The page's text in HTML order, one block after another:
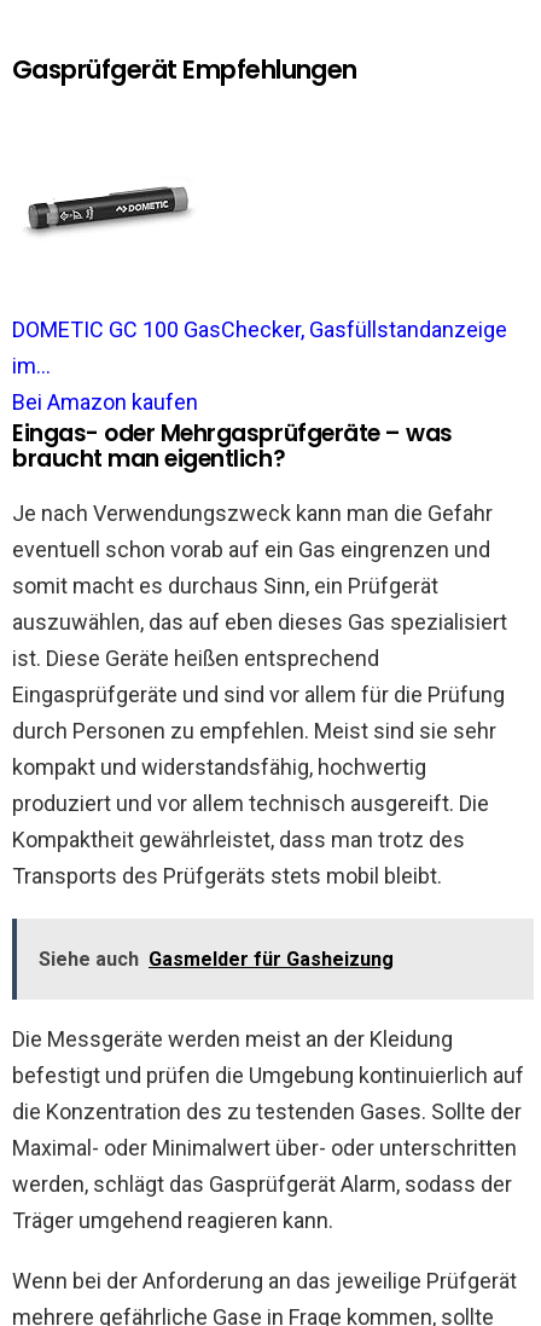
Gasprüfgerät Empfehlungen
DOMETIC GC 100 GasChecker, Gasfüllstandanzeige
im...
Bei Amazon kaufen
Eingas- oder Mehrgasprüfgeräte – was
braucht man eigentlich?
Je nach Verwendungszweck kann man die Gefahr
eventuell schon vorab auf ein Gas eingrenzen und
somit macht es durchaus Sinn, ein Prüfgerät
auszuwählen, das auf eben dieses Gas spezialisiert
ist. Diese Geräte heißen entsprechend
Eingasprüfgeräte und sind vor allem für die Prüfung
durch Personen zu empfehlen. Meist sind sie sehr
kompakt und widerstandsfähig, hochwertig
produziert und vor allem technisch ausgereift. Die
Kompaktheit gewährleistet, dass man trotz des
Transports des Prüfgeräts stets mobil bleibt.
Siehe auch Gasmelder für Gasheizung
Die Messgeräte werden meist an der Kleidung
befestigt und prüfen die Umgebung kontinuierlich auf
die Konzentration des zu testenden Gases. Sollte der
Maximal- oder Minimalwert über- oder unterschritten
werden, schlägt das Gasprüfgerät Alarm, sodass der
Träger umgehend reagieren kann.
Wenn bei der Anforderung an das jeweilige Prüfgerät
mehrere gefährliche Gase in Frage kommen, sollte